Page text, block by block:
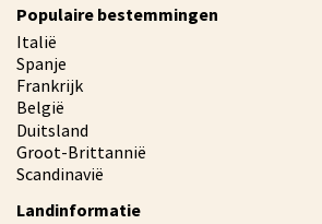
Populaire bestemmingen
Italië
Spanje
Frankrijk
België
Duitsland
Groot-Brittannië
Scandinavië
Landinformatie